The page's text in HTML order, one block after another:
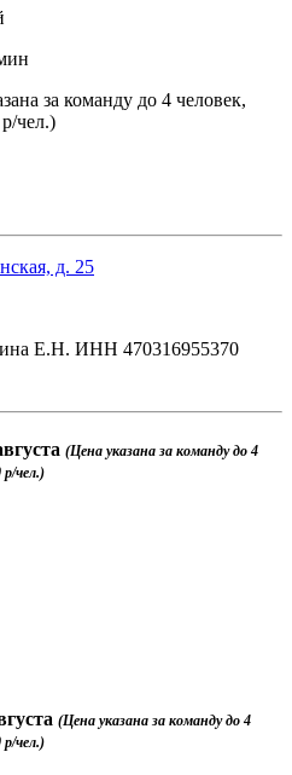
за команду до 4 человек,
чел.)
д. 25
Е.Н. ИНН 470316955370
(Цена указана за команду до 4
р/чел.)
(Цена указана за команду до 4
р/чел.)